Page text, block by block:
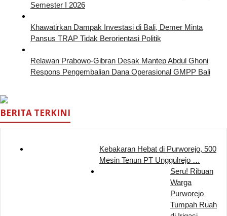
Semester I 2026
Khawatirkan Dampak Investasi di Bali, Demer Minta
Pansus TRAP Tidak Berorientasi Politik
Relawan Prabowo-Gibran Desak Mantep Abdul Ghoni
Respons Pengembalian Dana Operasional GMPP Bali
BERITA TERKINI
Kebakaran Hebat di Purworejo, 500
Mesin Tenun PT Unggulrejo …
Seru! Ribuan
Warga
Purworejo
Tumpah Ruah